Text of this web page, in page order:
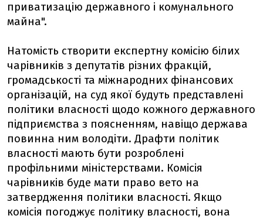
приватизацію державного і комунального
майна".
Натомість створити експертну комісію білих
чарівників з депутатів різних фракцій,
громадськості та міжнародних фінансових
організацій, на суд якої будуть представлені
політики власності щодо кожного державного
підприємства з поясненням, навіщо держава
повинна ним володіти. Драфти політик
власності мають бути розроблені
профільними міністерствами. Комісія
чарівників буде мати право вето на
затвердження політики власності. Якщо
комісія погоджує політику власності, вона